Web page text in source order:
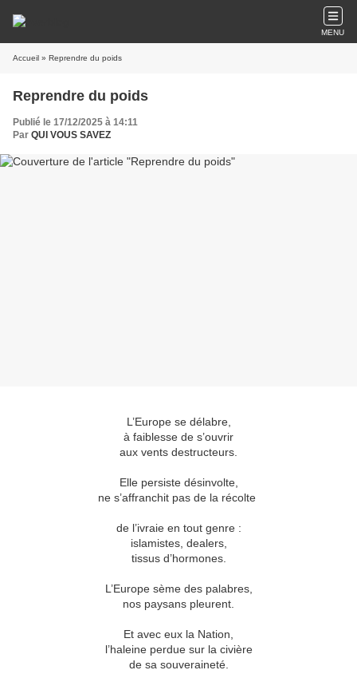
MENU
Accueil » Reprendre du poids
Reprendre du poids
Publié le 17/12/2025 à 14:11
Par QUI VOUS SAVEZ
L’Europe se délabre,
à faiblesse de s’ouvrir
aux vents destructeurs.
Elle persiste désinvolte,
ne s’affranchit pas de la récolte
de l’ivraie en tout genre :
islamistes, dealers,
tissus d’hormones.
L’Europe sème des palabres,
nos paysans pleurent.
Et avec eux la Nation,
l’haleine perdue sur la civière
de sa souveraineté.